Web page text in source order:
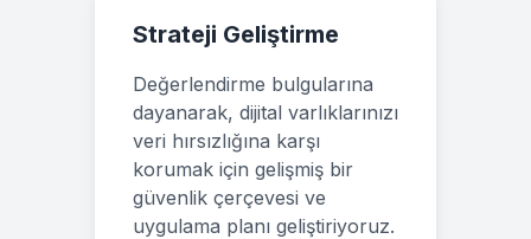
Strateji Geliştirme
Değerlendirme bulgularına
dayanarak, dijital varlıklarınızı
veri hırsızlığına karşı
korumak için gelişmiş bir
güvenlik çerçevesi ve
uygulama planı geliştiriyoruz.